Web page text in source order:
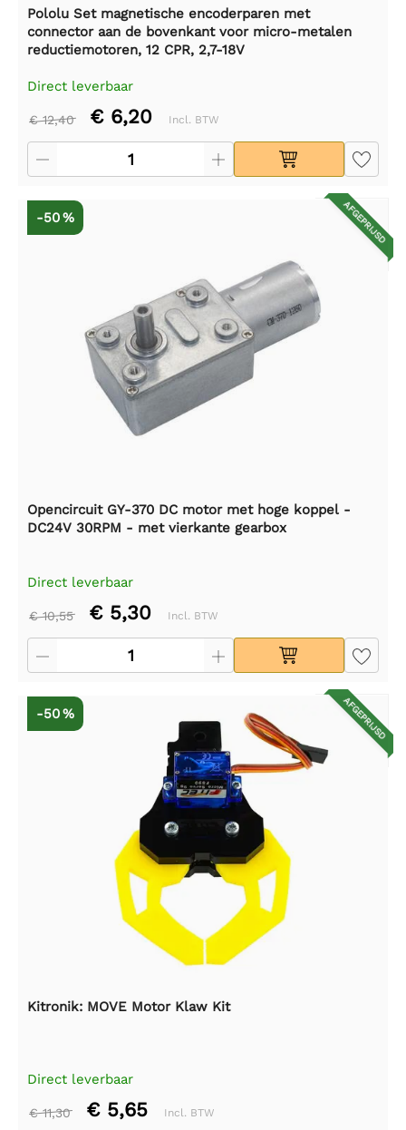
Pololu Set magnetische encoderparen met
connector aan de bovenkant voor micro-metalen
reductiemotoren, 12 CPR, 2,7-18V
Direct leverbaar
€ 12,40 € 6,20 Incl. BTW
AFGEPRIJSD
-50 %
Opencircuit GY-370 DC motor met hoge koppel -
DC24V 30RPM - met vierkante gearbox
Direct leverbaar
€ 10,55 € 5,30 Incl. BTW
AFGEPRIJSD
-50 %
Kitronik: MOVE Motor Klaw Kit
Direct leverbaar
€ 11,30 € 5,65 Incl. BTW